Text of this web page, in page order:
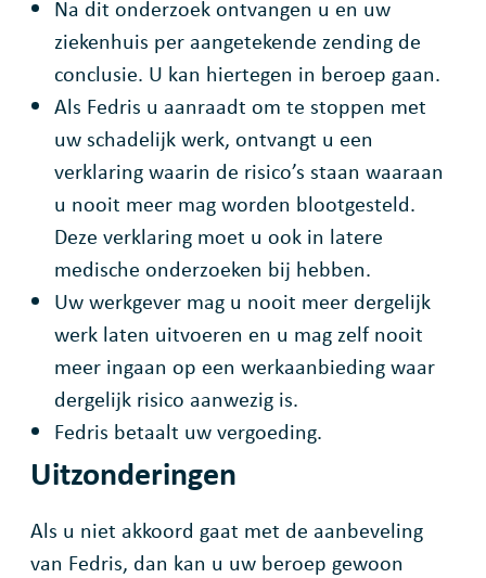
Na dit onderzoek ontvangen u en uw
ziekenhuis per aangetekende zending de
conclusie. U kan hiertegen in beroep gaan.
Als Fedris u aanraadt om te stoppen met
uw schadelijk werk, ontvangt u een
verklaring waarin de risico’s staan waaraan
u nooit meer mag worden blootgesteld.
Deze verklaring moet u ook in latere
medische onderzoeken bij hebben.
Uw werkgever mag u nooit meer dergelijk
werk laten uitvoeren en u mag zelf nooit
meer ingaan op een werkaanbieding waar
dergelijk risico aanwezig is.
Fedris betaalt uw vergoeding.
Uitzonderingen
Als u niet akkoord gaat met de aanbeveling
van Fedris, dan kan u uw beroep gewoon